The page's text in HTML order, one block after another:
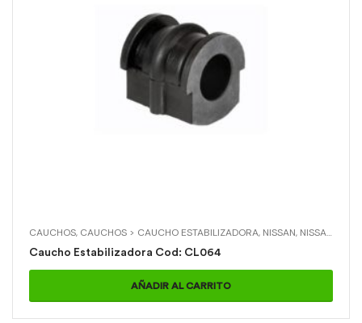
CAUCHOS, CAUCHOS > CAUCHO ESTABILIZADORA, NISSAN, NISSAN > X-TRAIL DELANTERA
Caucho Estabilizadora Cod: CL064
AÑADIR AL CARRITO